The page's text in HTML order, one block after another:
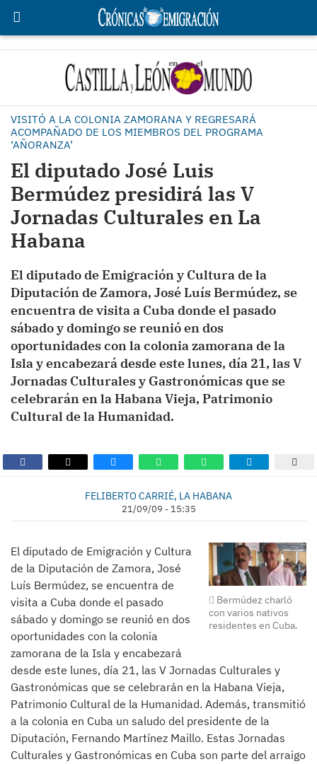
VISITÓ A LA COLONIA ZAMORANA Y REGRESARÁ
ACOMPAÑADO DE LOS MIEMBROS DEL PROGRAMA
‘AÑORANZA’
El diputado José Luis
Bermúdez presidirá las V
Jornadas Culturales en La
Habana
El diputado de Emigración y Cultura de la
Diputación de Zamora, José Luís Bermúdez, se
encuentra de visita a Cuba donde el pasado
sábado y domingo se reunió en dos
oportunidades con la colonia zamorana de la
Isla y encabezará desde este lunes, día 21, las V
Jornadas Culturales y Gastronómicas que se
celebrarán en la Habana Vieja, Patrimonio
Cultural de la Humanidad.
FELIBERTO CARRIÉ, LA HABANA
21/09/09 - 15:35
Bermúdez charló
con varios nativos
residentes en Cuba.
El diputado de Emigración y Cultura
de la Diputación de Zamora, José
Luís Bermúdez, se encuentra de
visita a Cuba donde el pasado
sábado y domingo se reunió en dos
oportunidades con la colonia
zamorana de la Isla y encabezará
desde este lunes, día 21, las V Jornadas Culturales y
Gastronómicas que se celebrarán en la Habana Vieja,
Patrimonio Cultural de la Humanidad. Además, transmitió
a la colonia en Cuba un saludo del presidente de la
Diputación, Fernando Martínez Maillo. Estas Jornadas
Culturales y Gastronómicas en Cuba son parte del arraigo